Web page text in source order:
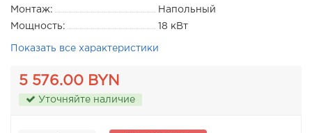
Монтаж:
Напольный
Мощность:
18 кВт
Показать все характеристики
5 576.00 BYN
Уточняйте наличие